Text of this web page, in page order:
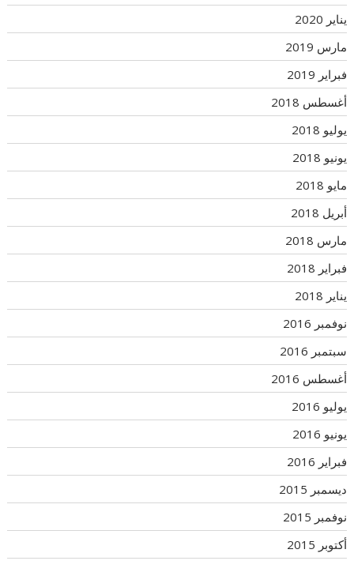
يناير 2020
مارس 2019
فبراير 2019
أغسطس 2018
يوليو 2018
يونيو 2018
مايو 2018
أبريل 2018
مارس 2018
فبراير 2018
يناير 2018
نوفمبر 2016
سبتمبر 2016
أغسطس 2016
يوليو 2016
يونيو 2016
فبراير 2016
ديسمبر 2015
نوفمبر 2015
أكتوبر 2015